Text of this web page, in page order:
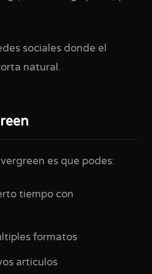
sociales donde el
natural.
es que podes:
tiempo con
formatos
articulos